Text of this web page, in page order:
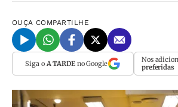
OUÇA COMPARTILHE
Siga o A TARDEno Google Nos
preferidas